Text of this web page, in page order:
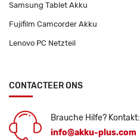
Samsung Tablet Akku
Fujifilm Camcorder Akku
Lenovo PC Netzteil
CONTACTEER ONS
Brauche Hilfe? Kontakt:
info@akku-plus.com